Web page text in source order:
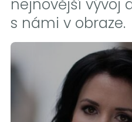
nejnovější vývoj
s námi v obraze.